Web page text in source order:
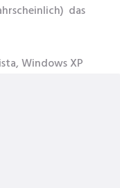
das
Windows XP